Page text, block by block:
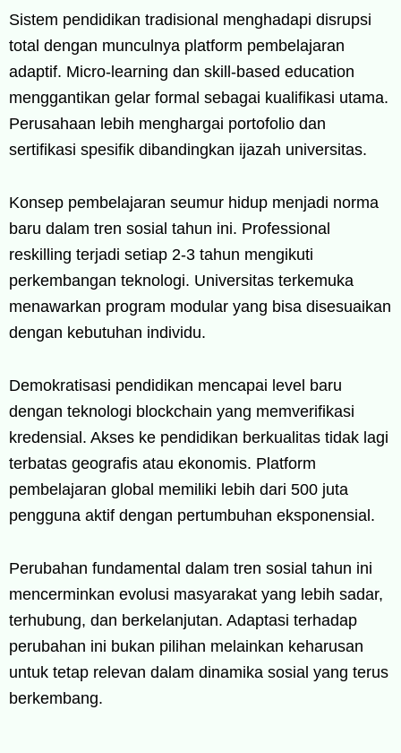
Sistem pendidikan tradisional menghadapi disrupsi
total dengan munculnya platform pembelajaran
adaptif. Micro-learning dan skill-based education
menggantikan gelar formal sebagai kualifikasi utama.
Perusahaan lebih menghargai portofolio dan
sertifikasi spesifik dibandingkan ijazah universitas.
Konsep pembelajaran seumur hidup menjadi norma
baru dalam tren sosial tahun ini. Professional
reskilling terjadi setiap 2-3 tahun mengikuti
perkembangan teknologi. Universitas terkemuka
menawarkan program modular yang bisa disesuaikan
dengan kebutuhan individu.
Demokratisasi pendidikan mencapai level baru
dengan teknologi blockchain yang memverifikasi
kredensial. Akses ke pendidikan berkualitas tidak lagi
terbatas geografis atau ekonomis. Platform
pembelajaran global memiliki lebih dari 500 juta
pengguna aktif dengan pertumbuhan eksponensial.
Perubahan fundamental dalam tren sosial tahun ini
mencerminkan evolusi masyarakat yang lebih sadar,
terhubung, dan berkelanjutan. Adaptasi terhadap
perubahan ini bukan pilihan melainkan keharusan
untuk tetap relevan dalam dinamika sosial yang terus
berkembang.